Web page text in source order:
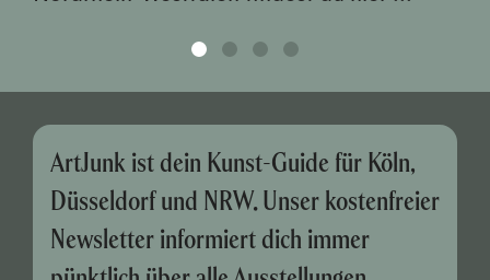
ArtJunk ist dein Kunst-Guide für Köln,
Düsseldorf und NRW. Unser kostenfreier
Newsletter informiert dich immer